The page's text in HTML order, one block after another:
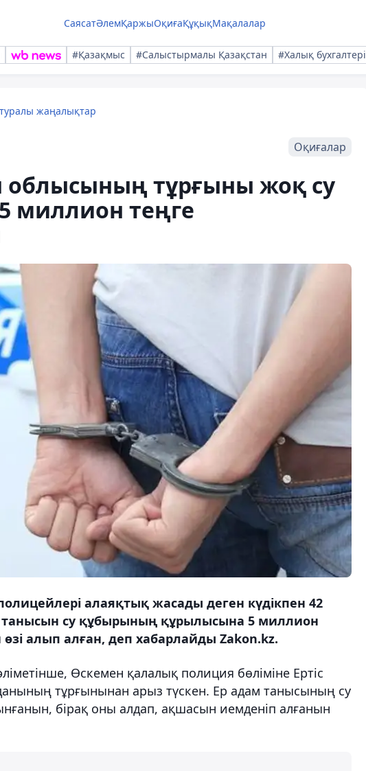
СаясатӘлемҚаржыОқиғаҚұқықМақалалар
#Қазақмыс #Салыстырмалы Қазақстан #Халық бухгалтері
жаңалықтар
Оқиғалар
облысының тұрғыны жоқ су
миллион теңге
алаяқтық жасады деген күдікпен 42
су құбырының құрылысына 5 миллион
өзі алып алған, деп хабарлайды Zakon.kz.
Өскемен қалалық полиция бөліміне Ертіс
тұрғынынан арыз түскен. Ер адам танысының су
бірақ оны алдап, ақшасын иемденіп алғанын